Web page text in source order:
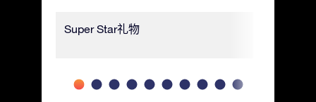
Super Star礼物